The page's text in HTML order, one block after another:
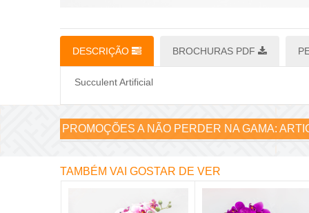
DESCRIÇÃO BROCHURAS PDF
Succulent Artificial
PROMOÇÕES A NÃO PERDER NA GAMA:
TAMBÉM VAI GOSTAR DE VER